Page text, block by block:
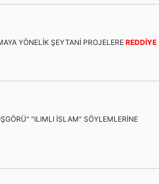
YÖNELİK ŞEYTANİ PROJELERE REDDİYE
"ILIMLI İSLAM" SÖYLEMLERİNE